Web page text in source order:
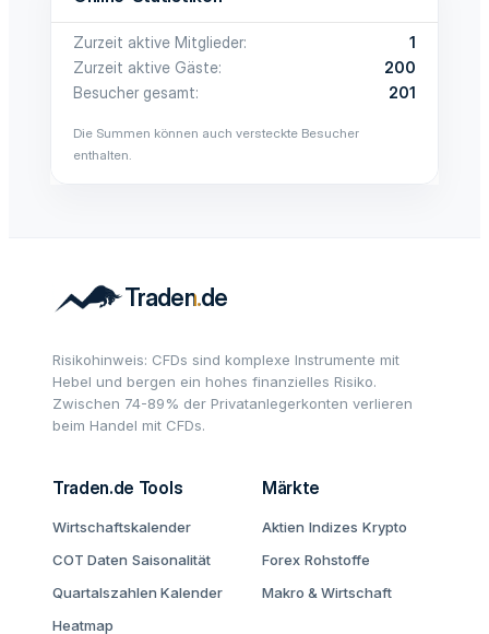
Zurzeit aktive Mitglieder
1
Zurzeit aktive Gäste
200
Besucher gesamt
201
Die Summen können auch versteckte Besucher
enthalten.
Risikohinweis: CFDs sind komplexe Instrumente mit
Hebel und bergen ein hohes finanzielles Risiko.
Zwischen 74-89% der Privatanlegerkonten verlieren
beim Handel mit CFDs.
Traden.de Tools
Wirtschaftskalender
COT Daten Saisonalität
Quartalszahlen Kalender
Heatmap
Märkte
Aktien Indizes Krypto
Forex Rohstoffe
Makro & Wirtschaft